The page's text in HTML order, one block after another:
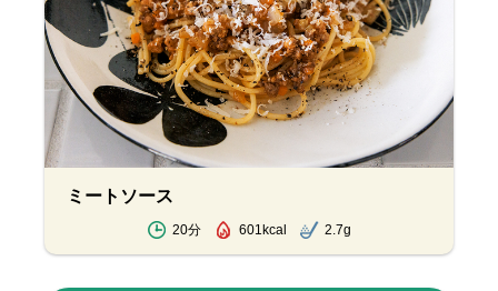
ミートソース
20分 601kcal 2.7g